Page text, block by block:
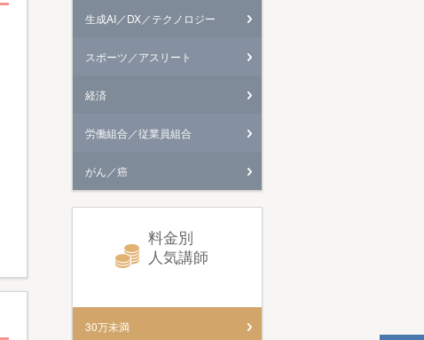
生成AI／DX／テクノロジー
スポーツ／アスリート
経済
労働組合／従業員組合
がん／癌
料金別
人気講師
30万未満